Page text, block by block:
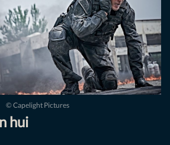
© Capelight Pictures
hui